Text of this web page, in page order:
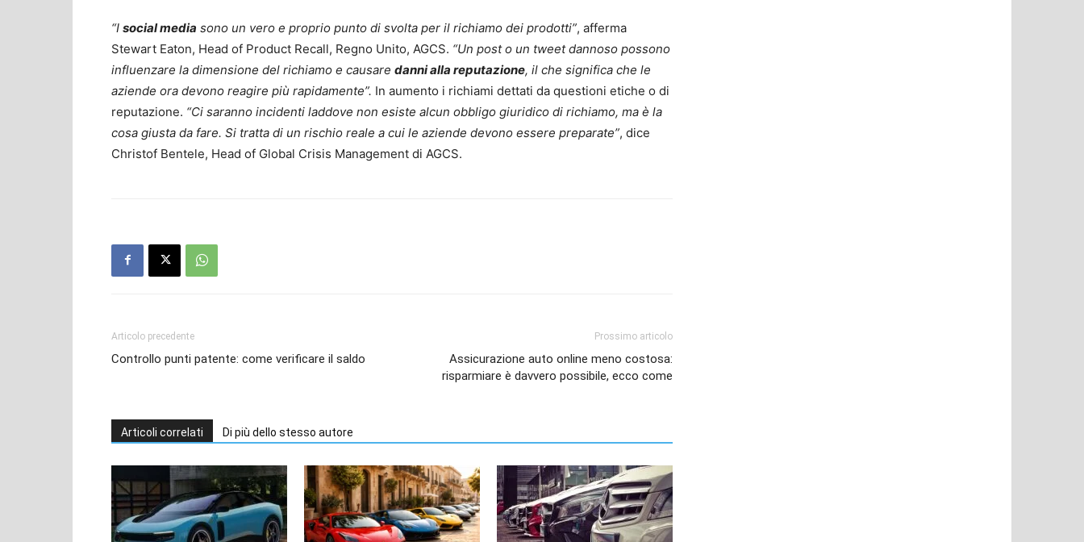
“I social media sono un vero e proprio punto di svolta per il richiamo dei prodotti”, afferma
Stewart Eaton, Head of Product Recall, Regno Unito, AGCS. “Un post o un tweet dannoso possono
influenzare la dimensione del richiamo e causare danni alla reputazione, il che significa che le
aziende ora devono reagire più rapidamente”. In aumento i richiami dettati da questioni etiche o di
reputazione. “Ci saranno incidenti laddove non esiste alcun obbligo giuridico di richiamo, ma è la
cosa giusta da fare. Si tratta di un rischio reale a cui le aziende devono essere preparate”, dice
Christof Bentele, Head of Global Crisis Management di AGCS.
Articolo precedente
Controllo punti patente: come verificare il saldo
Prossimo articolo
Assicurazione auto online meno costosa:
risparmiare è davvero possibile, ecco come
Articoli correlati Di più dello stesso autore